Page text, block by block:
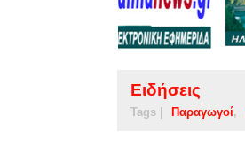
Ειδήσεις
Tags | Παραγωγοί